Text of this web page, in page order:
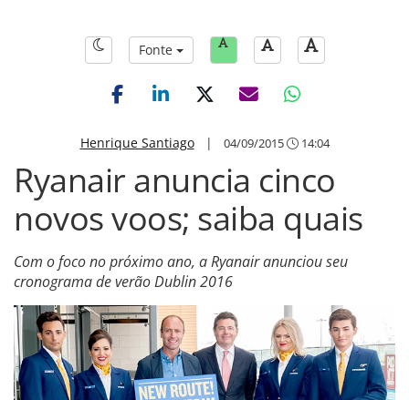
Fonte
Henrique Santiago| 04/09/2015 14:04
Ryanair anuncia cinco
novos voos; saiba quais
Com o foco no próximo ano, a Ryanair anunciou seu
cronograma de verão Dublin 2016